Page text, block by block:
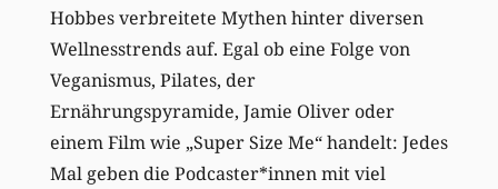
Hobbes verbreitete Mythen hinter diversen
Wellnesstrends auf. Egal ob eine Folge von
Veganismus, Pilates, der
Ernährungspyramide, Jamie Oliver oder
einem Film wie „Super Size Me“ handelt: Jedes
Mal geben die Podcaster*innen mit viel